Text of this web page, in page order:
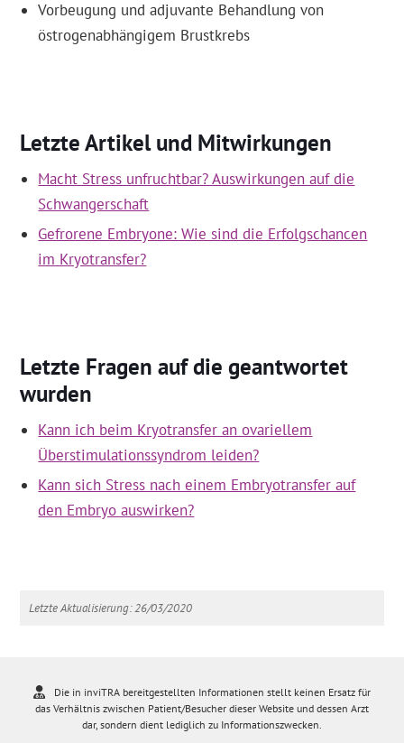
Vorbeugung und adjuvante Behandlung von
östrogenabhängigem Brustkrebs
Letzte Artikel und Mitwirkungen
Macht Stress unfruchtbar? Auswirkungen auf die
Schwangerschaft
Gefrorene Embryone: Wie sind die Erfolgschancen
im Kryotransfer?
Letzte Fragen auf die geantwortet
wurden
Kann ich beim Kryotransfer an ovariellem
Überstimulationssyndrom leiden?
Kann sich Stress nach einem Embryotransfer auf
den Embryo auswirken?
Letzte Aktualisierung: 26/03/2020
Die in inviTRA bereitgestellten Informationen stellt keinen Ersatz für
das Verhältnis zwischen Patient/Besucher dieser Website und dessen Arzt
dar, sondern dient lediglich zu Informationszwecken.